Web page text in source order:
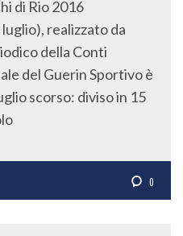
di Rio 2016
realizzato da
della Conti
del Guerin Sportivo è
scorso: diviso in 15
0